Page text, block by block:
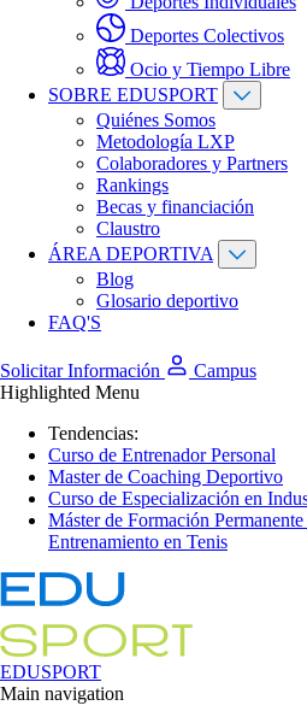
Deportes Colectivos
Ocio y Tiempo Libre
SOBRE EDUSPORT
Quiénes Somos
Metodología LXP
Colaboradores y Partners
Rankings
Becas y financiación
Claustro
ÁREA DEPORTIVA
Blog
Glosario deportivo
FAQ'S
Solicitar Información
Campus
Highlighted Menu
Tendencias:
Curso de Entrenador Personal
Master de Coaching Deportivo
Curso de Especialización en
Máster de Formación
Entrenamiento en Tenis
EDUSPORT
Main navigation